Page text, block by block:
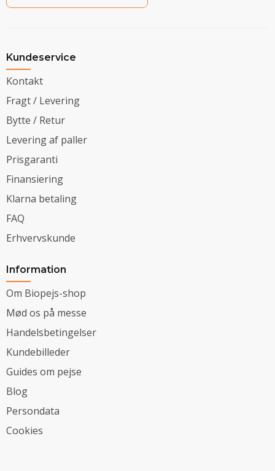
Kundeservice
Kontakt
Fragt / Levering
Bytte / Retur
Levering af paller
Prisgaranti
Finansiering
Klarna betaling
FAQ
Erhvervskunde
Information
Om Biopejs-shop
Mød os på messe
Handelsbetingelser
Kundebilleder
Guides om pejse
Blog
Persondata
Cookies